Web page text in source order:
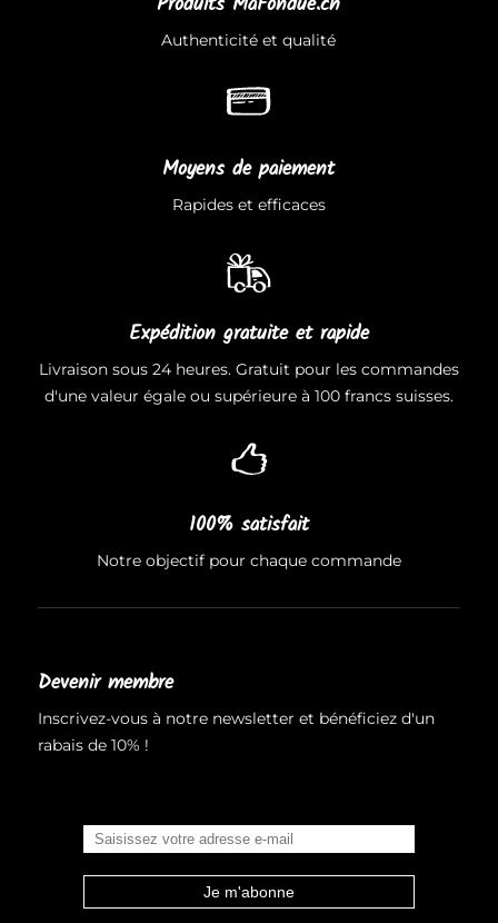
Authenticité et qualité
Moyens de paiement
Rapides et efficaces
Expédition gratuite et rapide
Livraison sous 24 heures. Gratuit pour les commandes
d'une valeur égale ou supérieure à 100 francs suisses.
100% satisfait
Notre objectif pour chaque commande
Devenir membre
Inscrivez-vous à notre newsletter et bénéficiez d'un
rabais de 10% !